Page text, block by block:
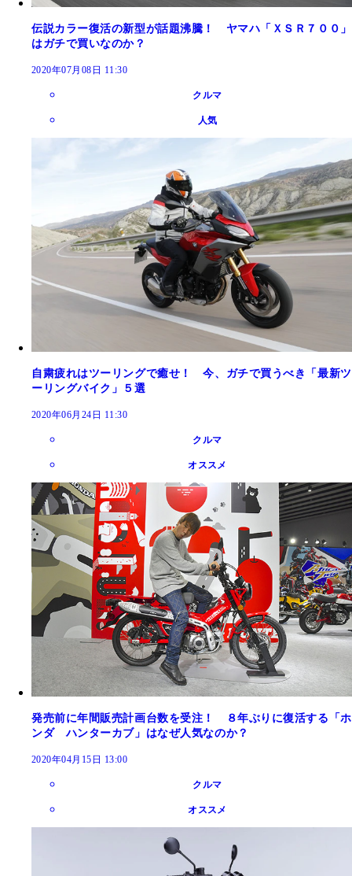
伝説カラー復活の新型が話題沸騰！ ヤマハ「ＸＳＲ７００」
はガチで買いなのか？
2020年07月08日 11:30
クルマ
人気
自粛疲れはツーリングで癒せ！ 今、ガチで買うべき「最新ツ
ーリングバイク」５選
2020年06月24日 11:30
クルマ
オススメ
発売前に年間販売計画台数を受注！ ８年ぶりに復活する「ホ
ンダ ハンターカブ」はなぜ人気なのか？
2020年04月15日 13:00
クルマ
オススメ